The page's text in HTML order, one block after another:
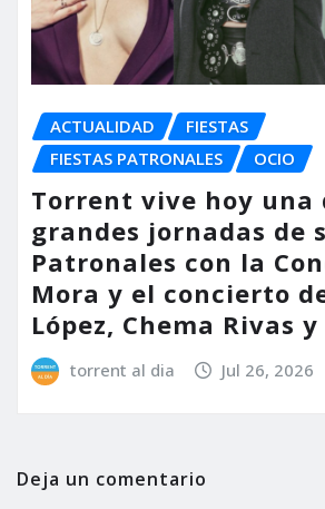
ACTUALIDAD
FIESTAS
FIESTAS PATRONALES
OCIO
Torrent vive hoy una
grandes jornadas de
Patronales con la
Mora y el concierto
López, Chema Rivas
torrent al dia Jul 26, 2026
Deja un comentario